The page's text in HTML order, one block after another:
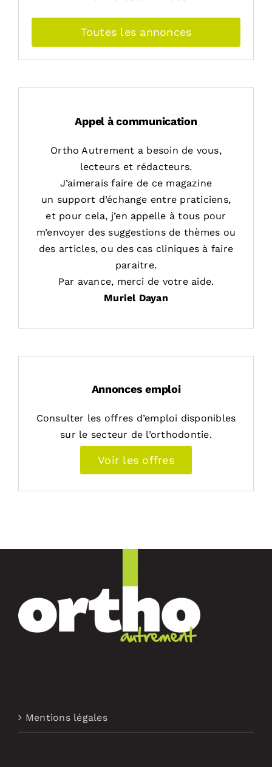
Toutes les annonces
Appel à communication
Ortho Autrement a besoin de vous,
lecteurs et rédacteurs.
J’aimerais faire de ce magazine
un support d’échange entre praticiens,
et pour cela, j’en appelle à tous pour
m’envoyer des suggestions de thèmes ou
des articles, ou des cas cliniques à faire
paraitre.
Par avance, merci de votre aide.
Muriel Dayan
Annonces emploi
Consulter les offres d’emploi disponibles
sur le secteur de l’orthodontie.
Voir les offres
Mentions légales